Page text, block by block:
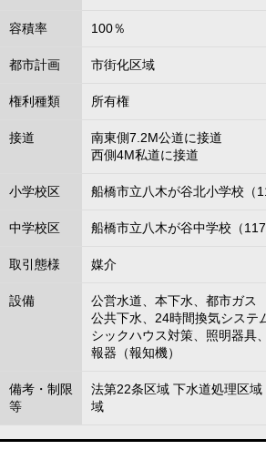
容積率 100％
都市計画 市街化区域
権利種類 所有権
接道
南東側7.2M公道に接道
西側4M私道に接道
小学校区 船橋市立八木が谷北小学校（
中学校区 船橋市立八木が谷中学校（
取引態様 媒介
設備
公営水道、本下水、都市ガス
公共下水、24時間換気システ
シックハウス対策、照明器具
報器（報知機）
備考・制限
等
法第22条区域 下水道処理区
域